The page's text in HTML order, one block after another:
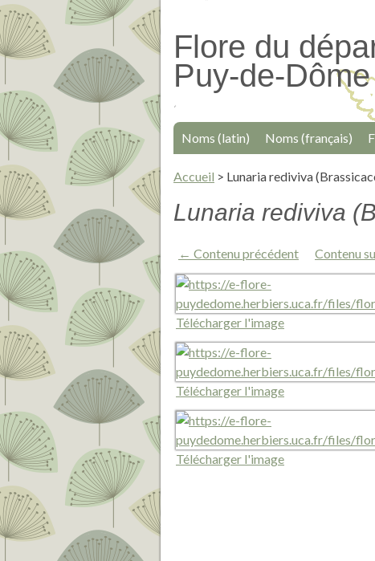
Passer
au
contenu
Flore du
Puy-de-Dôme
Noms (latin) Noms (français)
Accueil > Lunaria rediviva
Lunaria rediviva
← Contenu précédent Contenu
Télécharger l'image
Télécharger l'image
Télécharger l'image